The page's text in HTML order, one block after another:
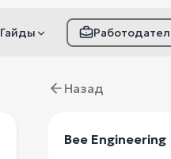
Гайды
Как распознать
Назад
Bee Engineering